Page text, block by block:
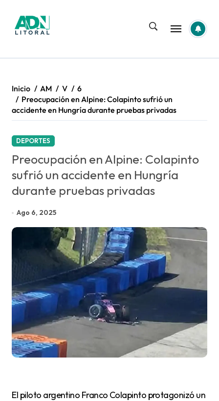
contenido
Inicio AM V
6
Preocupación en Alpine: Colapinto sufrió un
accidente en Hungría durante pruebas privadas
DEPORTES
Preocupación en Alpine: Colapinto
sufrió un accidente en Hungría
durante pruebas privadas
Ago 6, 2025
El piloto argentino Franco Colapinto protagonizó un